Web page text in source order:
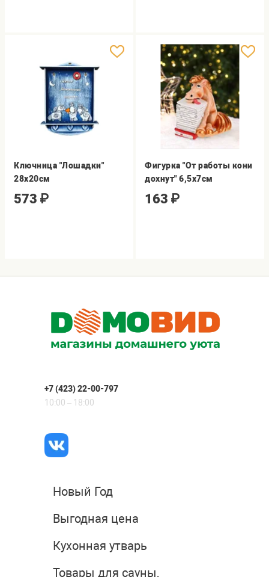
Ключница "Лошадки"
28х20см
573 ₽
Фигурка "От работы кони
дохнут" 6,5х7см
163 ₽
+7 (423) 22-00-797
10:00 – 18:00
Новый Год
Выгодная цена
Кухонная утварь
Товары для сауны,